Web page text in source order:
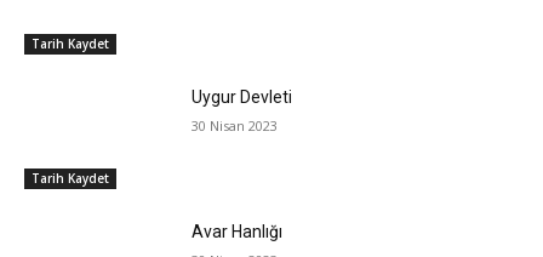
Tarih Kaydet
Tarih Kaydet
Uygur Devleti
30 Nisan 2023
Avar Hanlığı